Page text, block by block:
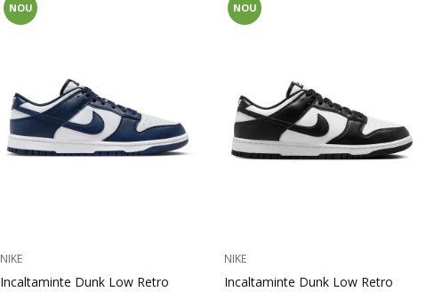
NOU
NIKE
Incaltaminte Dunk Low Retro
NOU
NIKE
Incaltaminte Dunk Low Retro